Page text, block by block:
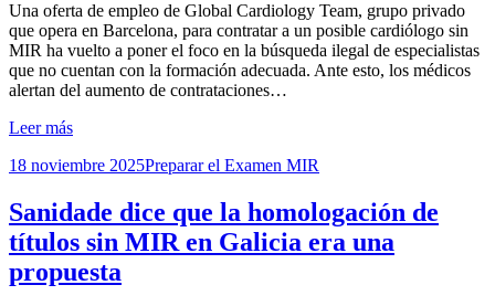
porExamen MIR
Una oferta de empleo de Global Cardiology Team, grupo privado
que opera en Barcelona, para contratar a un posible cardiólogo sin
MIR ha vuelto a poner el foco en la búsqueda ilegal de especialistas
que no cuentan con la formación adecuada. Ante esto, los médicos
alertan del aumento de contrataciones…
Leer más
Publicada
18 noviembre 2025Preparar el Examen MIR
Sanidade dice que la homologación de
títulos sin MIR en Galicia era una
propuesta